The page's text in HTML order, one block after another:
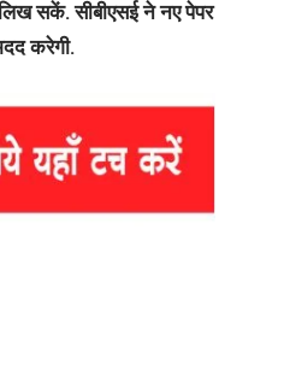
सकें. सीबीएसई ने नए पेपर
करेगी.